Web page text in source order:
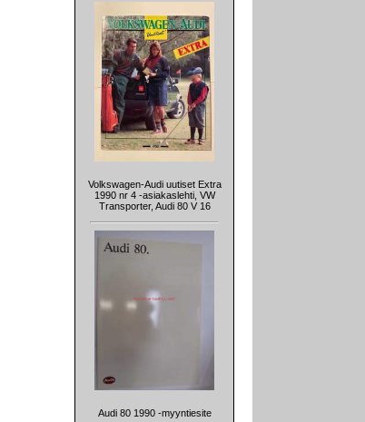
Volkswagen-Audi uutiset Extra
1990 nr 4 -asiakaslehti, VW
Transporter, Audi 80 V 16
Audi 80 1990 -myyntiesite